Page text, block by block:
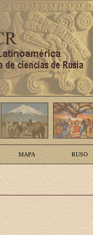
MAPA RUSO